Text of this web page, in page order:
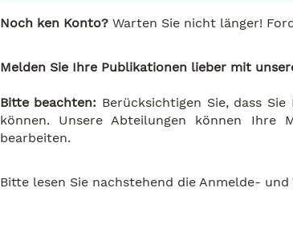
Noch ken Konto? Warten Sie nicht länger!
Melden Sie Ihre Publikationen lieber mit
Bitte beachten: Berücksichtigen Sie, dass
können. Unsere Abteilungen können Ihre
bearbeiten.
Bitte lesen Sie nachstehend die Anmelde-